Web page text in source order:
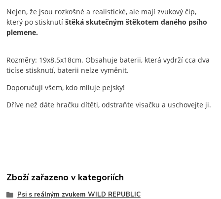
Nejen, že jsou rozkošné a realistické, ale mají zvukový čip,
který po stisknutíštěká skutečným štěkotem daného psího
plemene.
Rozměry: 19x8.5x18cm. Obsahuje baterii, která vydrží cca dva
ticíse stisknutí, baterii nelze vyměnit.
Doporučuji všem, kdo miluje pejsky!
Dříve než dáte hračku dítěti, odstraňte visačku a uschovejte ji.
Zboží zařazeno v kategoriích
Psi s reálným zvukem WILD REPUBLIC